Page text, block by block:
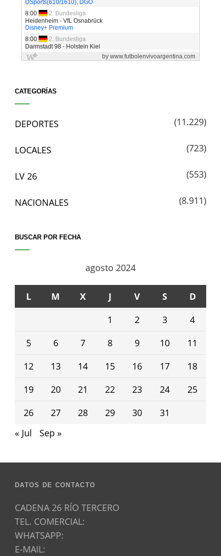
CATEGORÍAS
DEPORTES (11.229)
LOCALES (723)
LV 26 (553)
NACIONALES (8.911)
BUSCAR POR FECHA
agosto 2024
L M X J V S
D
1
2 3
4
5
6 7 8 9 10
11
12
13 14 15 16 17
18
19
20 21 22 23 24
25
26
27 28 29 30
31
« Jul
Sep »
DATOS DE CONTACTO
CADENA 26 RÍO TERCERO
TEL. COMERCIAL:
WHATSAPP:
E-MAIL: